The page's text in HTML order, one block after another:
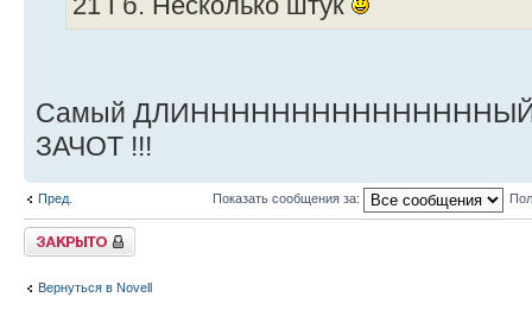
Самый ДЛИНННННННННННННННЫЙ
ЗАЧОТ !!!
Пред. Показать сообщения за:
Закрыто
Вернуться в Novell